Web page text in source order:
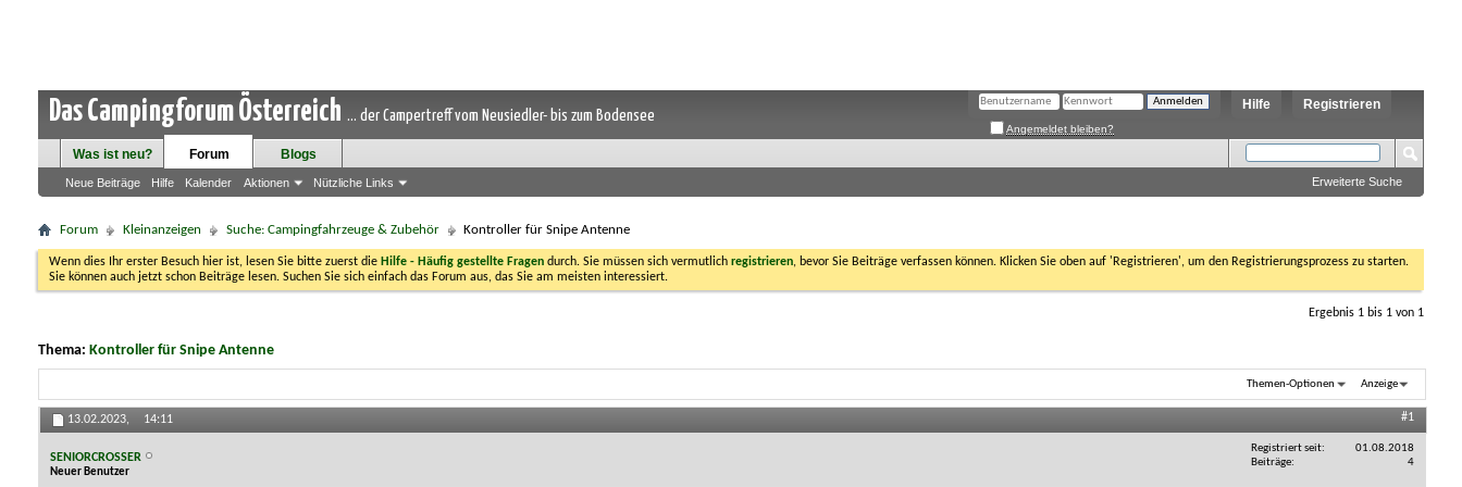
Das Campingforum Österreich ... der Campertreff vom Neusiedler- bis zum Bodensee
Registrieren
Hilfe
Angemeldet bleiben?
Was ist neu? Forum
Neue Beiträge Hilfe Kalender Aktionen Nützliche Links
Blogs
Erweiterte Suche
Forum Kleinanzeigen Suche: Campingfahrzeuge & Zubehör Kontroller für Snipe Antenne
Wenn dies Ihr erster Besuch hier ist, lesen Sie bitte zuerst die Hilfe - Häufig gestellte Fragen durch. Sie müssen sich vermutlich registrieren, bevor Sie Beiträge verfassen können. Klicken Sie oben auf 'Registrieren', um den Registrierungsprozess zu starten.
Sie können auch jetzt schon Beiträge lesen. Suchen Sie sich einfach das Forum aus, das Sie am meisten interessiert.
Ergebnis 1 bis 1 von 1
Thema: Kontroller für Snipe Antenne
Themen-Optionen Anzeige
13.02.2023, 14:11 #1
SENIORCROSSER
Neuer Benutzer
Registriert seit
01.08.2018
Beiträge
4